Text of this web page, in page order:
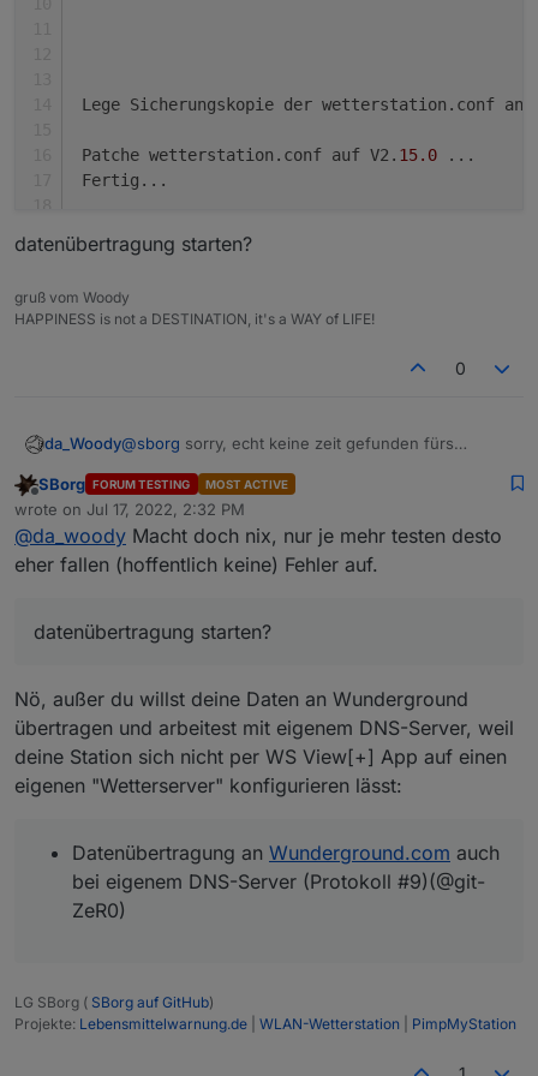
Datenpunkte automatisch angelegt, ansonsten muss
nutzen.
Lege Sicherungskopie der wetterstation.conf
Patche wetterstation.conf auf V2. 15.0 ...
Fertig...
Update ausgeführt. Soll der Service nun neu
datenübertragung starten?
gruß vom Woody
HAPPINESS is not a DESTINATION, it's a WAY of LIFE!
0
da_Woody@sborg sorry, echt keine zeit gefunden fürs
was soll mir das jetzt sagen?
┌────────────────────────┐
│                        │
│   WS-Updater V2.15.0   │
Lege Sicherungskopie der
Fertig...
Die Datenübertragung an
woody@ioBroker:~$
datenübertragung starten?
Offline
SBorg FORUM TESTING MOST ACTIVE
wrote on Jul 17, 2022, 2:32 PM
last edited by
@da_woody Macht doch nix, nur je mehr testen desto
eher fallen (hoffentlich keine) Fehler auf.
datenübertragung starten?
Nö, außer du willst deine Daten an Wunderground
übertragen und arbeitest mit eigenem DNS-Server, weil
deine Station sich nicht per WS View[+] App auf einen
eigenen "Wetterserver" konfigurieren lässt:
Datenübertragung an Wunderground.com auch
bei eigenem DNS-Server (Protokoll #9)(@git-
ZeR0)
LG SBorg ( SBorg auf GitHub)
Projekte: Lebensmittelwarnung.de WLAN-Wetterstation PimpMyStation